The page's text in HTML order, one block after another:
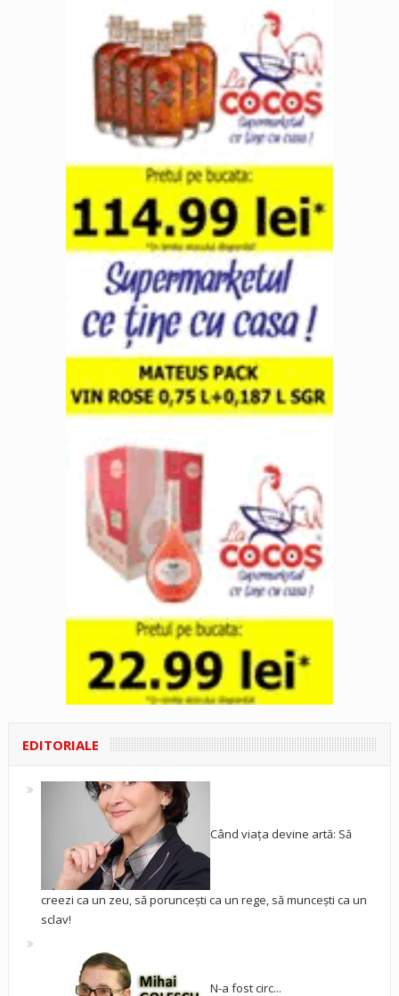
EDITORIALE
Când viața devine artă: Să
creezi ca un zeu, să poruncești ca un rege, să muncești ca un
sclav!
N-a fost circ...